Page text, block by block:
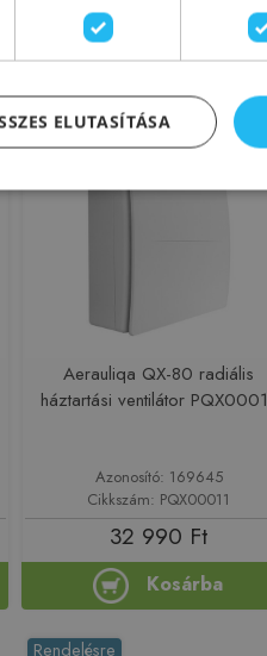
Rendelésre
Aerauliqa QX-80 radiális
háztartási ventilátor
Azonosító: 169645
Cikkszám: PQX00011
32 990 Ft
Kosárba
Rendelésre
ELUTASÍTÁSA